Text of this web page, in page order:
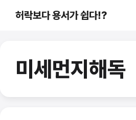
허락보다 용서가 쉽다!?
미세먼지해독